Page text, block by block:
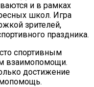
и в рамках
школ. Игра
зрителей,
праздника.
спортивным
взаимопомощи.
достижение